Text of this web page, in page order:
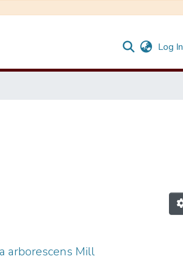
Log In
arborescens Mill